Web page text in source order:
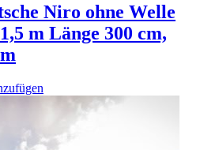
Niro ohne Welle
m Länge 300 cm,